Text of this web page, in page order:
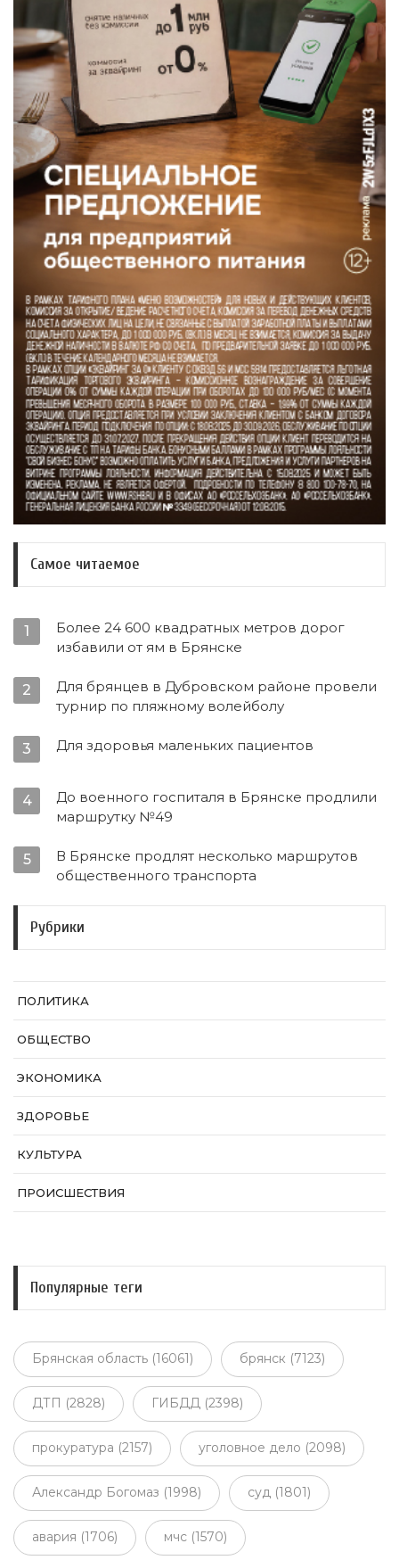
Самое читаемое
1
Более 24 600 квадратных метров дорог
избавили от ям в Брянске
2
Для брянцев в Дубровском районе провели
турнир по пляжному волейболу
3 Для здоровья маленьких пациентов
4
До военного госпиталя в Брянске продлили
маршрутку №49
5
В Брянске продлят несколько маршрутов
общественного транспорта
Рубрики
ПОЛИТИКА
ОБЩЕСТВО
ЭКОНОМИКА
ЗДОРОВЬЕ
КУЛЬТУРА
ПРОИСШЕСТВИЯ
Популярные теги
Брянская область (16061) брянск (7123)
ДТП (2828) ГИБДД (2398)
прокуратура (2157) уголовное дело (2098)
Александр Богомаз (1998) суд (1801)
авария (1706) мчс (1570)